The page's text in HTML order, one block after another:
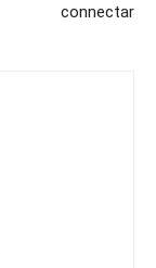
connectar